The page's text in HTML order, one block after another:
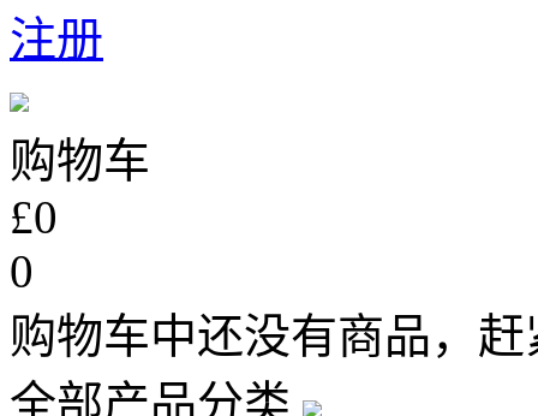
注册
购物车
£0
0
购物车中还没有商品，
全部产品分类